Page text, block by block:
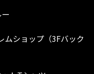
ムショップ（3Fバック